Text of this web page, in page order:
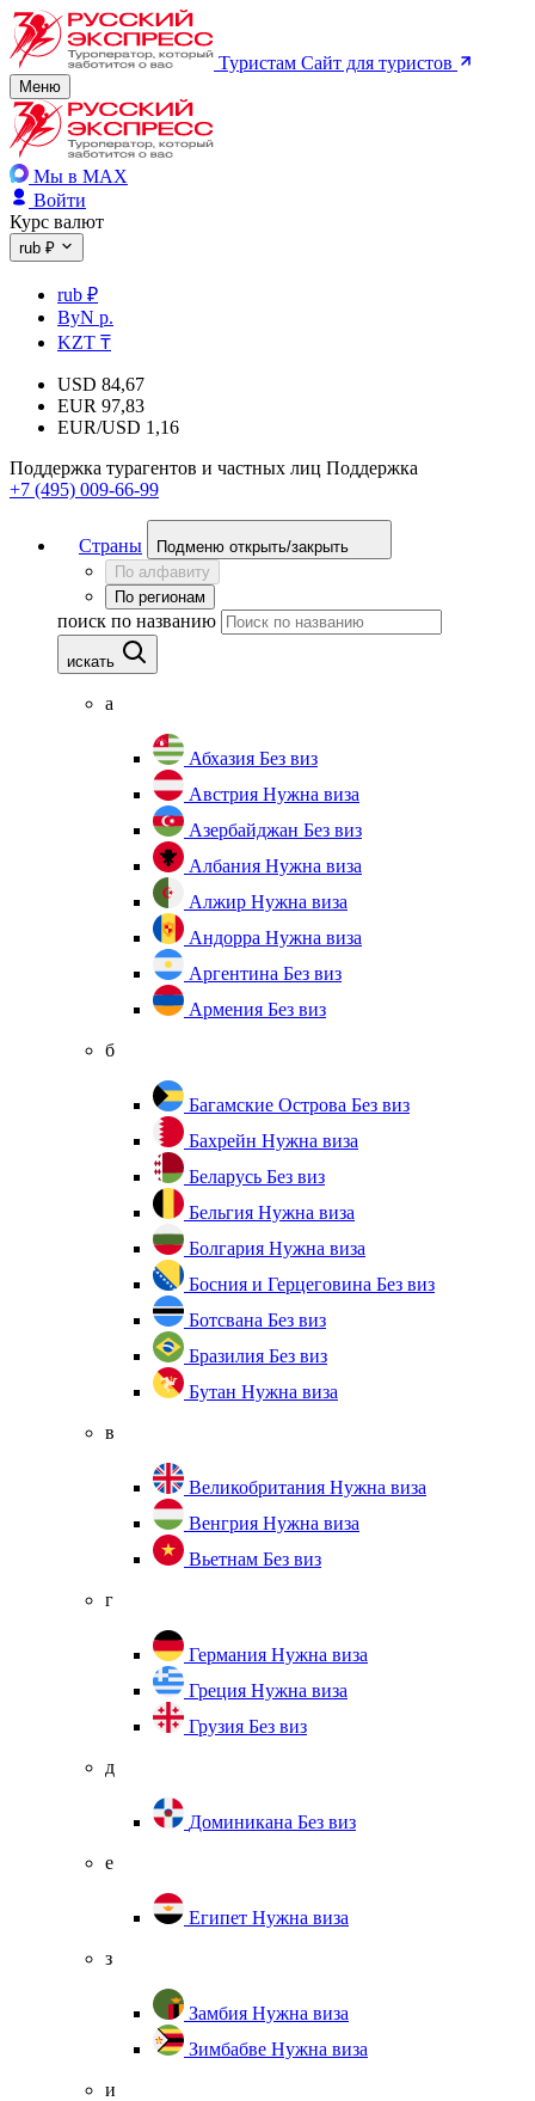
Туристам Сайт для туристов
Меню
Мы в MAX
Войти
Курс валют
rub ₽
rub ₽
ByN р.
KZT ₸
USD 84,67
EUR 97,83
EUR/USD 1,16
Поддержка турагентов и частных лиц Поддержка
+7 (495) 009-66-99
Страны
Подменю открыть/закрыть
По алфавиту
По регионам
поиск по названию
искать
а
Абхазия Без виз
Австрия Нужна виза
Азербайджан Без виз
Албания Нужна виза
Алжир Нужна виза
Андорра Нужна виза
Аргентина Без виз
Армения Без виз
б
Багамские Острова Без виз
Бахрейн Нужна виза
Беларусь Без виз
Бельгия Нужна виза
Болгария Нужна виза
Босния и Герцеговина Без виз
Ботсвана Без виз
Бразилия Без виз
Бутан Нужна виза
в
Великобритания Нужна виза
Венгрия Нужна виза
Вьетнам Без виз
г
Германия Нужна виза
Греция Нужна виза
Грузия Без виз
д
Доминикана Без виз
е
Египет Нужна виза
з
Замбия Нужна виза
Зимбабве Нужна виза
и